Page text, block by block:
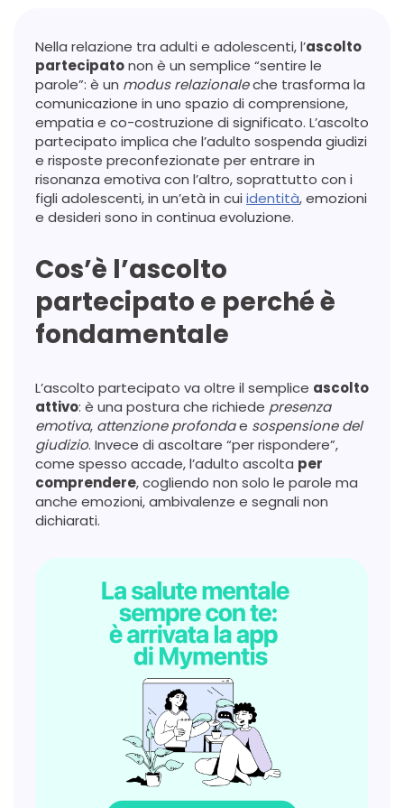
Nella relazione tra adulti e adolescenti, l’ascolto
partecipatonon è un semplice “sentire le
parole”: è un modus relazionaleche trasforma la
comunicazione in uno spazio di comprensione,
empatia e co-costruzione di significato. L’ascolto
partecipato implica che l’adulto sospenda giudizi
e risposte preconfezionate per entrare in
risonanza emotiva con l’altro, soprattutto con i
figli adolescenti, in un’età in cui identità, emozioni
e desideri sono in continua evoluzione.
Cos’è l’ascolto
partecipato e perché è
fondamentale
L’ascolto partecipato va oltre il semplice ascolto
attivo: è una postura che richiede presenza
emotiva, attenzione profondae sospensione del
giudizio. Invece di ascoltare “per rispondere”,
come spesso accade, l’adulto ascolta per
comprendere, cogliendo non solo le parole ma
anche emozioni, ambivalenze e segnali non
dichiarati.